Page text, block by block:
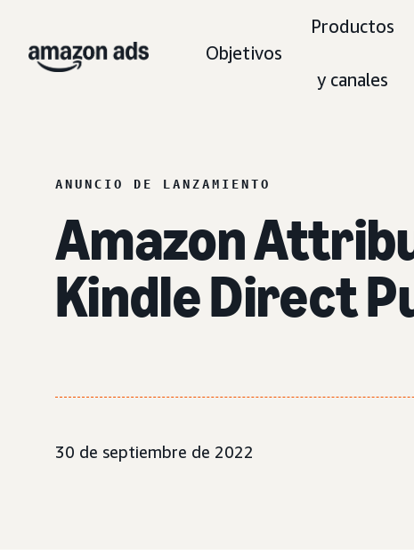
Objetivos
Productos
y canales
ANUNCIO DE LANZAMIENTO
Amazon
Kindle Direct
30 de septiembre de 2022